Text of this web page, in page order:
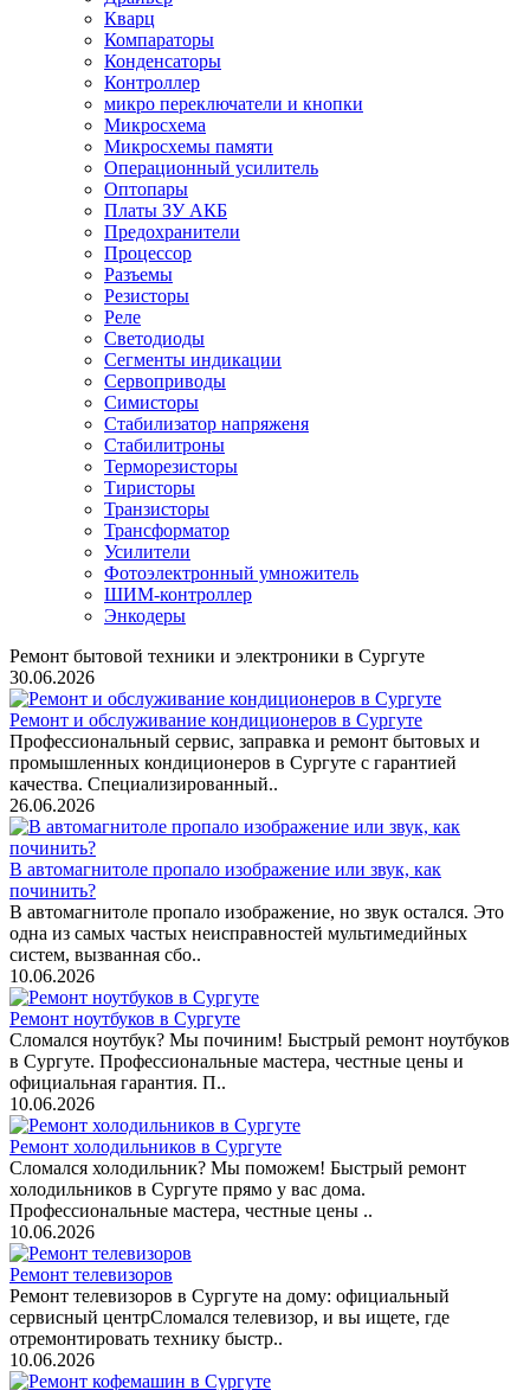
Кварц
Компараторы
Конденсаторы
Контроллер
микро переключатели и кнопки
Микросхема
Микросхемы памяти
Операционный усилитель
Оптопары
Платы ЗУ АКБ
Предохранители
Процессор
Разъемы
Резисторы
Реле
Светодиоды
Сегменты индикации
Сервоприводы
Симисторы
Стабилизатор напряженя
Стабилитроны
Терморезисторы
Тиристоры
Транзисторы
Трансформатор
Усилители
Фотоэлектронный умножитель
ШИМ-контроллер
Энкодеры
Ремонт бытовой техники и электроники в Сургуте
30.06.2026
Ремонт и обслуживание кондиционеров в Сургуте
Профессиональный сервис, заправка и ремонт бытовых и
промышленных кондиционеров в Сургуте с гарантией
качества. Специализированный..
26.06.2026
В автомагнитоле пропало изображение или звук, как
починить?
В автомагнитоле пропало изображение, но звук остался. Это
одна из самых частых неисправностей мультимедийных
систем, вызванная сбо..
10.06.2026
Ремонт ноутбуков в Сургуте
Сломался ноутбук? Мы починим! Быстрый ремонт ноутбуков
в Сургуте. Профессиональные мастера, честные цены и
официальная гарантия. П..
10.06.2026
Ремонт холодильников в Сургуте
Сломался холодильник? Мы поможем! Быстрый ремонт
холодильников в Сургуте прямо у вас дома.
Профессиональные мастера, честные цены ..
10.06.2026
Ремонт телевизоров
Ремонт телевизоров в Сургуте на дому: официальный
сервисный центрСломался телевизор, и вы ищете, где
отремонтировать технику быстр..
10.06.2026